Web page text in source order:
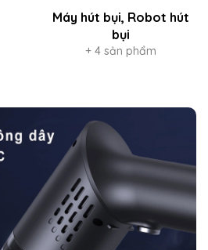
Máy hút bụi, Robot hút
bụi
+ 4 sản phẩm